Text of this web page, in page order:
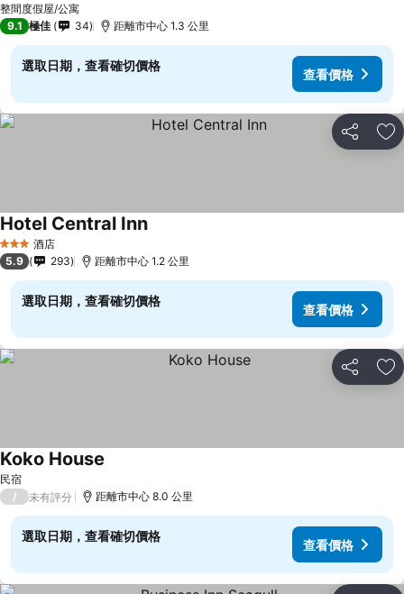
整間度假屋/公寓
9.1 極佳 34 距離市中心 1.3 公里
選取日期，查看確切價格
查看價格
分享 放
3 星級 酒店
Hotel Central Inn查看價格
5.9 293 距離市中心 1.2 公里
選取日期，查看確切價格
查看價格
分享 放
民宿
Koko House
/ 未有評分 距離市中心 8.0 公里
選取日期，查看確切價格
查看價格